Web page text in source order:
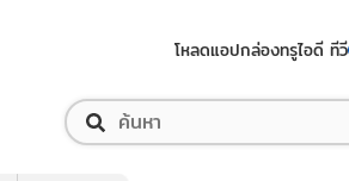
โหลดแอปกล่องทรูไอดี ทีวี